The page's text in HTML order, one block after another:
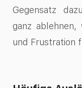
Gegensatz
ganz ablehnen,
und Frustration